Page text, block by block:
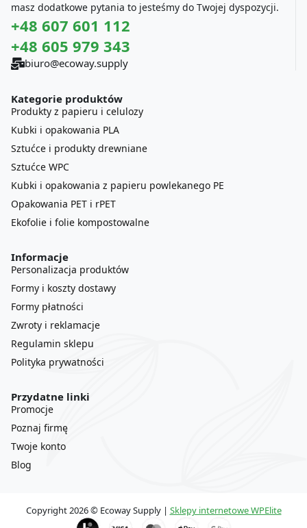
masz dodatkowe pytania to jesteśmy do Twojej dyspozycji.
+48 607 601 112
+48 605 979 343
biuro@ecoway.supply
Kategorie produktów
Produkty z papieru i celulozy
Kubki i opakowania PLA
Sztućce i produkty drewniane
Sztućce WPC
Kubki i opakowania z papieru powlekanego PE
Opakowania PET i rPET
Ekofolie i folie kompostowalne
Informacje
Personalizacja produktów
Formy i koszty dostawy
Formy płatności
Zwroty i reklamacje
Regulamin sklepu
Polityka prywatności
Przydatne linki
Promocje
Poznaj firmę
Twoje konto
Blog
Copyright 2026 © Ecoway Supply | Sklepy internetowe WPElite